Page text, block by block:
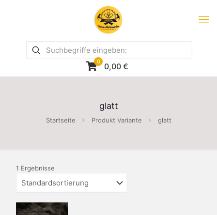
0 0,00 €
glatt
Startseite Produkt Variante glatt
1 Ergebnisse